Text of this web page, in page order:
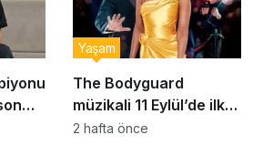
The Bodyguard
müzikali 11 Eylül’de ilk
kez Türkiye’de
Yaşam
2 hafta önce